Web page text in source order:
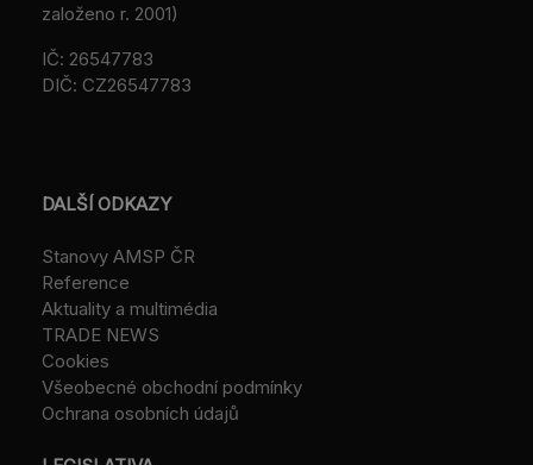
založeno r. 2001)
IČ: 26547783
DIČ: CZ26547783
DALŠÍ ODKAZY
Stanovy AMSP ČR
Reference
Aktuality a multimédia
TRADE NEWS
Cookies
Všeobecné obchodní podmínky
Ochrana osobních údajů